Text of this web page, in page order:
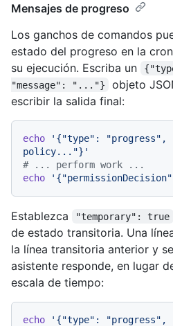
Mensajes de progreso
Los ganchos de comandos
estado del progreso en la
su ejecución. Escriba un
"message": "..."}
objeto
escribir la salida final:
echo
'{"type": "progress",
policy..."}'
# ... perform work ...
echo
Establezca "temporary": true
de estado transitoria. Una
la línea transitoria anterior y
asistente responde, en lugar
escala de tiempo:
echo
'{"type": "progress",